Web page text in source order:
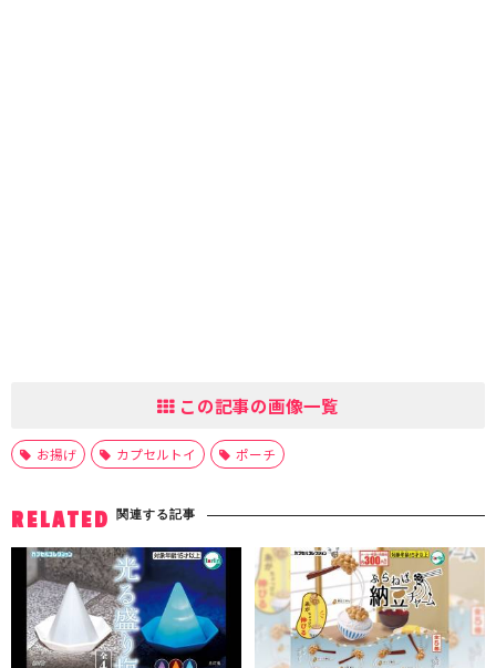
この記事の画像一覧
お揚げ カプセルトイ ポーチ
RELATED 関連する記事